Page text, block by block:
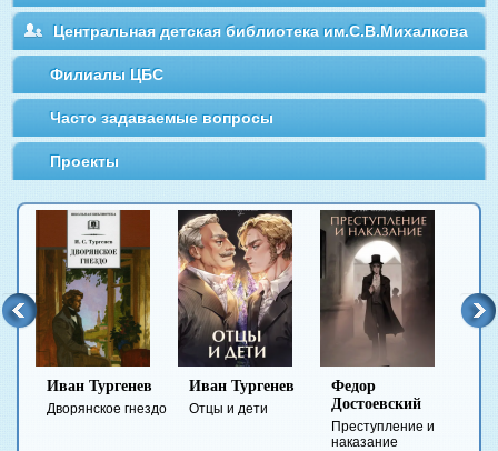
Центральная детская библиотека им.С.В.Михалкова
Филиалы ЦБС
Часто задаваемые вопросы
Проекты
Иван Тургенев
Дворянское гнездо
Иван Тургенев
Отцы и дети
Федор
Достоевский
Преступление и
наказание